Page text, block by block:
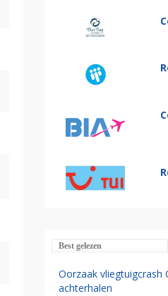
Best gelezen
Oorzaak vliegtuigcrash
achterhalen